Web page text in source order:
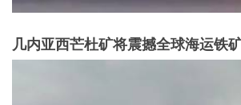
几内亚西芒杜矿将震撼全球海运铁